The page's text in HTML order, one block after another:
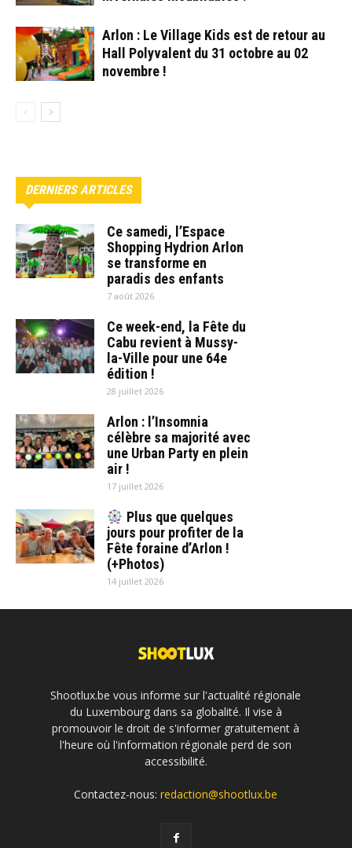
Arlon : Le Village Kids est de retour au
Hall Polyvalent du 31 octobre au 02
novembre !
DERNIERS ARTICLES
Ce samedi, l’Espace
Shopping Hydrion Arlon
se transforme en
paradis des enfants
7 août 2026
Ce week-end, la Fête du
Cabu revient à Mussy-
la-Ville pour une 64e
édition !
28 juillet 2026
Arlon : l’Insomnia
célèbre sa majorité avec
une Urban Party en plein
air !
17 juillet 2026
Plus que quelques
jours pour profiter de la
Fête foraine d’Arlon !
(+Photos)
14 juillet 2026
Shootlux.be vous informe sur l'actualité régionale
du Luxembourg dans sa globalité. Il vise à
promouvoir le droit de s'informer gratuitement à
l'heure où l'information régionale perd de son
accessibilité.
Contactez-nous:redaction@shootlux.be